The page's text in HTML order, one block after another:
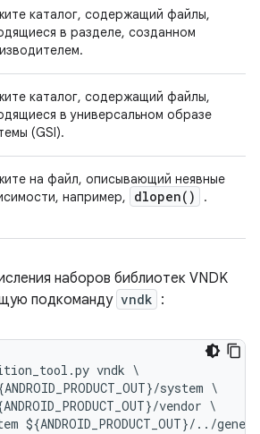
каталог, содержащий файлы,
в разделе, созданном
каталог, содержащий файлы,
в универсальном образе
(GSI).
на файл, описывающий неявные
например,
dlopen( ) .
наборов библиотек VNDK
подкоманду vndk :
.py vndk \
ANDROID_PRODUCT_OUT}/system
ANDROID_PRODUCT_OUT}/vendor
${ANDROID_PRODUCT_OUT}/../